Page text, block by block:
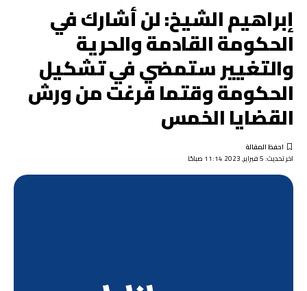
إبراهيم الشيخ: لن أشارك في
الحكومة القادمة والحرية
والتغيير ستمضي في تشكيل
الحكومة وقتما فرغت من ورش
القضايا الخمس
اخر تحديث: 5 فبراير, 2023 11:14 صباحًا